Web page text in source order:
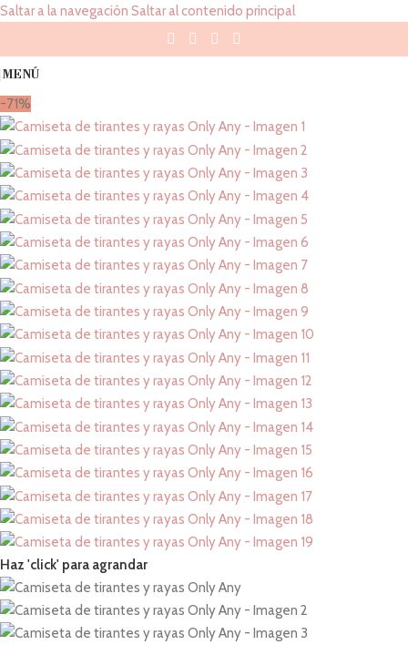
Saltar a la navegación Saltar al contenido principal
MENÚ
-71%
Haz 'click' para agrandar